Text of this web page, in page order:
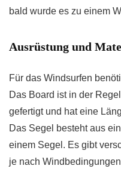
bald wurde es zu einem
Ausrüstung und
Für das Windsurfen
Das Board ist in der
gefertigt und hat eine
Das Segel besteht aus
einem Segel. Es gibt
je nach